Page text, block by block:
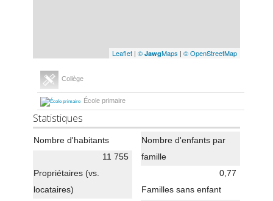
Leaflet | © JawgMaps | © OpenStreetMap
Collège
École primaire
Statistiques
Nombre d'habitants
11 755
Propriétaires (vs.
locataires)
Nombre d'enfants par
famille
0,77
Familles sans enfant